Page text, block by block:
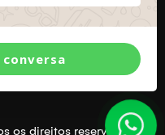
os direitos reservados.